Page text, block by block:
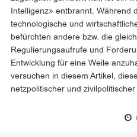
Intelligenz» entbrannt. Während
technologische und
befürchten andere bzw. die
Regulierungsaufrufe und
Entwicklung für eine Weile
versuchen in diesem Artikel,
netzpolitischer und